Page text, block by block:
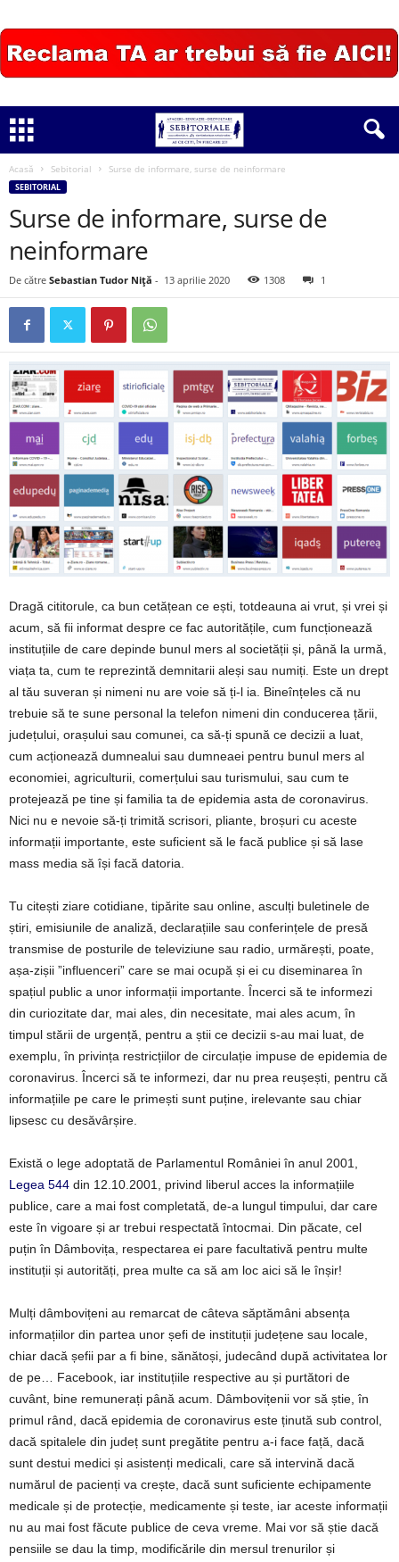
Acasă Sebitorial Surse de informare, surse de neinformare
SEBITORIAL
Surse de informare, surse de
neinformare
De către Sebastian Tudor Niță - 13 aprilie 2020 1308 1
Dragă cititorule, ca bun cetățean ce ești, totdeauna ai vrut, și vrei și
acum, să fii informat despre ce fac autoritățile, cum funcționează
instituțiile de care depinde bunul mers al societății și, până la urmă,
viața ta, cum te reprezintă demnitarii aleși sau numiți. Este un drept
al tău suveran și nimeni nu are voie să ți-l ia. Bineînțeles că nu
trebuie să te sune personal la telefon nimeni din conducerea țării,
județului, orașului sau comunei, ca să-ți spună ce decizii a luat,
cum acționează dumnealui sau dumneaei pentru bunul mers al
economiei, agriculturii, comerțului sau turismului, sau cum te
protejează pe tine și familia ta de epidemia asta de coronavirus.
Nici nu e nevoie să-ți trimită scrisori, pliante, broșuri cu aceste
informații importante, este suficient să le facă publice și să lase
mass media să își facă datoria.
Tu citești ziare cotidiane, tipărite sau online, asculți buletinele de
știri, emisiunile de analiză, declarațiile sau conferințele de presă
transmise de posturile de televiziune sau radio, urmărești, poate,
așa-zișii ”influenceri” care se mai ocupă și ei cu diseminarea în
spațiul public a unor informații importante. Încerci să te informezi
din curiozitate dar, mai ales, din necesitate, mai ales acum, în
timpul stării de urgență, pentru a știi ce decizii s-au mai luat, de
exemplu, în privința restricțiilor de circulație impuse de epidemia de
coronavirus. Încerci să te informezi, dar nu prea reușești, pentru că
informațiile pe care le primești sunt puține, irelevante sau chiar
lipsesc cu desăvârșire.
Există o lege adoptată de Parlamentul României în anul 2001,
Legea 544 din 12.10.2001, privind liberul acces la informațiile
publice, care a mai fost completată, de-a lungul timpului, dar care
este în vigoare și ar trebui respectată întocmai. Din păcate, cel
puțin în Dâmbovița, respectarea ei pare facultativă pentru multe
instituții și autorități, prea multe ca să am loc aici să le înșir!
Mulți dâmbovițeni au remarcat de câteva săptămâni absența
informațiilor din partea unor șefi de instituții județene sau locale,
chiar dacă șefii par a fi bine, sănătoși, judecând după activitatea lor
de pe… Facebook, iar instituțiile respective au și purtători de
cuvânt, bine remunerați până acum. Dâmbovițenii vor să știe, în
primul rând, dacă epidemia de coronavirus este ținută sub control,
dacă spitalele din județ sunt pregătite pentru a-i face față, dacă
sunt destui medici și asistenți medicali, care să intervină dacă
numărul de pacienți va crește, dacă sunt suficiente echipamente
medicale și de protecție, medicamente și teste, iar aceste informații
nu au mai fost făcute publice de ceva vreme. Mai vor să știe dacă
pensiile se dau la timp, modificările din mersul trenurilor și